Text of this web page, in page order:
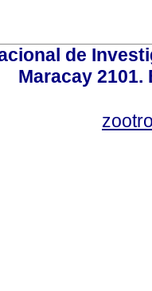
de
Maracay 2101.